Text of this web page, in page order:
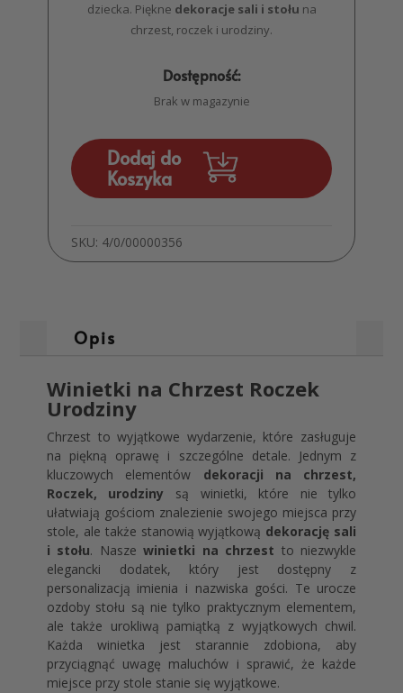
dziecka. Piękne dekoracje sali i stołu na
chrzest, roczek i urodziny.
Dostępność:
Brak w magazynie
Dodaj do
Koszyka
SKU: 4/0/00000356
Opis
Winietki na Chrzest Roczek
Urodziny
Chrzest to wyjątkowe wydarzenie, które zasługuje
na piękną oprawę i szczególne detale. Jednym z
kluczowych elementów dekoracji na chrzest,
Roczek, urodziny są winietki, które nie tylko
ułatwiają gościom znalezienie swojego miejsca przy
stole, ale także stanowią wyjątkową dekorację sali
i stołu. Naszewinietki na chrzest to niezwykle
elegancki dodatek, który jest dostępny z
personalizacją imienia i nazwiska gości. Te urocze
ozdoby stołu są nie tylko praktycznym elementem,
ale także urokliwą pamiątką z wyjątkowych chwil.
Każda winietka jest starannie zdobiona, aby
przyciągnąć uwagę maluchów i sprawić, że każde
miejsce przy stole stanie się wyjątkowe.